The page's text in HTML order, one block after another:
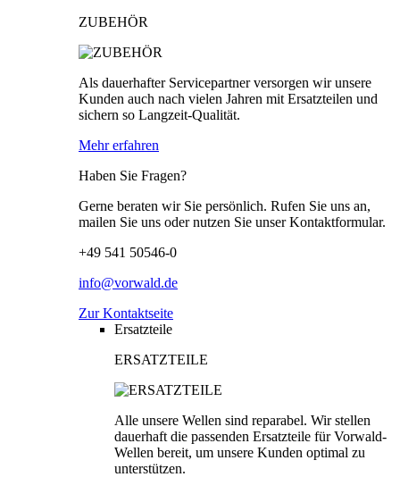
ZUBEHÖR
Als dauerhafter Servicepartner versorgen wir unsere
Kunden auch nach vielen Jahren mit Ersatzteilen und
sichern so Langzeit-Qualität.
Mehr erfahren
Haben Sie Fragen?
Gerne beraten wir Sie persönlich. Rufen Sie uns an,
mailen Sie uns oder nutzen Sie unser Kontaktformular.
+49 541 50546-0
info@vorwald.de
Zur Kontaktseite
Ersatzteile
ERSATZTEILE
Alle unsere Wellen sind reparabel. Wir stellen
dauerhaft die passenden Ersatzteile für Vorwald-
Wellen bereit, um unsere Kunden optimal zu
unterstützen.